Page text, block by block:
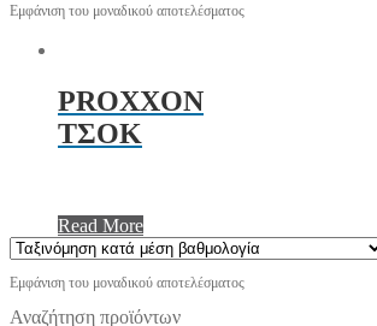
Εμφάνιση του μοναδικού αποτελέσματος
PROXXON
ΤΣΟΚ
Read More
Εμφάνιση του μοναδικού αποτελέσματος
Αναζήτηση προϊόντων